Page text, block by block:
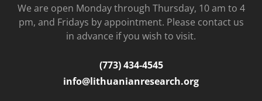
We are open Monday through Thursday, 10 am to 4
pm, and Fridays by appointment. Please contact us
in advance if you wish to visit.
(773) 434-4545
info@lithuanianresearch.org